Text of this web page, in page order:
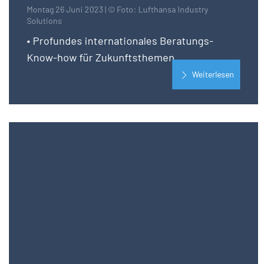
Montag 26 Juni 2023 | © Foto: Lufthansa Industry
Solutions
• Profundes internationales Beratungs-
Know-how für Zukunftsthemen
Weiterlesen